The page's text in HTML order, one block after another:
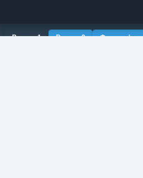
Рендер 1 Рендер 2 Фотография